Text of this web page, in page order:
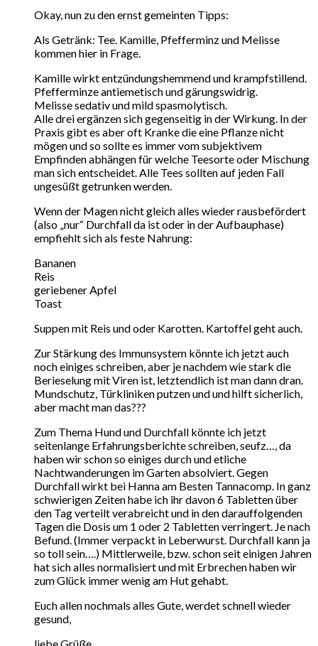
Okay, nun zu den ernst gemeinten Tipps:
Als Getränk: Tee. Kamille, Pfefferminz und Melisse
kommen hier in Frage.
Kamille wirkt entzündungshemmend und krampfstillend.
Pfefferminze antiemetisch und gärungswidrig.
Melisse sedativ und mild spasmolytisch.
Alle drei ergänzen sich gegenseitig in der Wirkung. In der
Praxis gibt es aber oft Kranke die eine Pflanze nicht
mögen und so sollte es immer vom subjektivem
Empfinden abhängen für welche Teesorte oder Mischung
man sich entscheidet. Alle Tees sollten auf jeden Fall
ungesüßt getrunken werden.
Wenn der Magen nicht gleich alles wieder rausbefördert
(also „nur“ Durchfall da ist oder in der Aufbauphase)
empfiehlt sich als feste Nahrung:
Bananen
Reis
geriebener Apfel
Toast
Suppen mit Reis und oder Karotten. Kartoffel geht auch.
Zur Stärkung des Immunsystem könnte ich jetzt auch
noch einiges schreiben, aber je nachdem wie stark die
Berieselung mit Viren ist, letztendlich ist man dann dran.
Mundschutz, Türkliniken putzen und und hilft sicherlich,
aber macht man das???
Zum Thema Hund und Durchfall könnte ich jetzt
seitenlange Erfahrungsberichte schreiben, seufz…, da
haben wir schon so einiges durch und etliche
Nachtwanderungen im Garten absolviert. Gegen
Durchfall wirkt bei Hanna am Besten Tannacomp. In ganz
schwierigen Zeiten habe ich ihr davon 6 Tabletten über
den Tag verteilt verabreicht und in den darauffolgenden
Tagen die Dosis um 1 oder 2 Tabletten verringert. Je nach
Befund. (Immer verpackt in Leberwurst. Durchfall kann ja
so toll sein….) Mittlerweile, bzw. schon seit einigen Jahren
hat sich alles normalisiert und mit Erbrechen haben wir
zum Glück immer wenig am Hut gehabt.
Euch allen nochmals alles Gute, werdet schnell wieder
gesund,
liebe Grüße